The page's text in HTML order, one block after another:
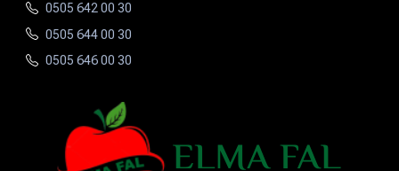
0505 642 00 30
0505 644 00 30
0505 646 00 30